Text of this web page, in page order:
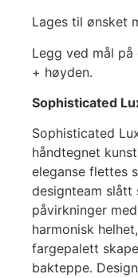
Lages til ønsket
Legg ved mål
+ høyden.
Sophisticated
Sophisticated
håndtegnet
eleganse flettes
designteam slått
påvirkninger
harmonisk
fargepalett
bakteppe.